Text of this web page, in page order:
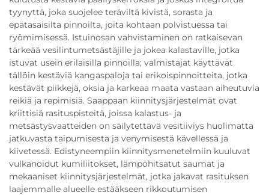
tyynyttä, joka suojelee teräviltä kivistä, sorasta ja
epätasaisilta pinnoilta, joita kohtaan polvistuessa tai
ryömimisessä. Istuinosan vahvistaminen on ratkaisevan
tärkeää vesilintumetsästäjille ja jokea kalastaville, jotka
istuvat usein erilaisilla pinnoilla; valmistajat käyttävät
tällöin kestäviä kangaspaloja tai erikoispinnoitteita, jotka
kestävät piikkejä, oksia ja karkeaa maata vastaan aiheutuvia
reikiä ja repimisiä. Saappaan kiinnitysjärjestelmät ovat
kriittisiä rasituspisteitä, joissa kalastus- ja
metsästysvaatteiden on säilytettävä vesitiiviys huolimatta
jatkuvasta taipumisesta ja venymisestä kävellessä ja
kiivetessä. Edistyneempiin kiinnitysmenetelmiin kuuluvat
vulkanoidut kumiliitokset, lämpöhitsatut saumat ja
mekaaniset kiinnitysjärjestelmät, jotka jakavat rasituksen
laajemmalle alueelle estääkseen rikkoutumisen